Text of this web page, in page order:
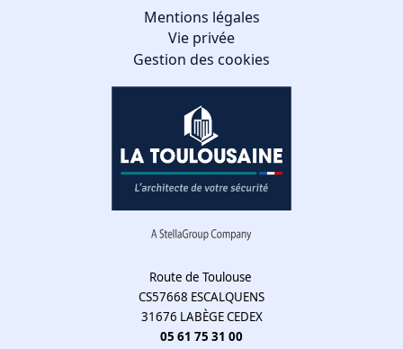
Mentions légales
Vie privée
Gestion des cookies
Route de Toulouse
CS57668 ESCALQUENS
31676 LABÈGE CEDEX
05 61 75 31 00
Gestion des cookies
Nous utilisons des cookies qui facilitent l'utilisation du site,
améliorent la performance et la sécurité du site internet.
Faites-nous part de vos préférences de cookies pour chaque
À quoi servent ces cookies :
Cookies obligatoires